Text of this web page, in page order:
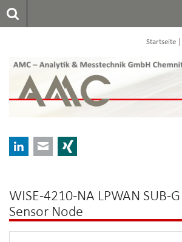
Startseite
LinkedInE-mail
WISE-4210-NA LPWAN SUB-
Sensor Node